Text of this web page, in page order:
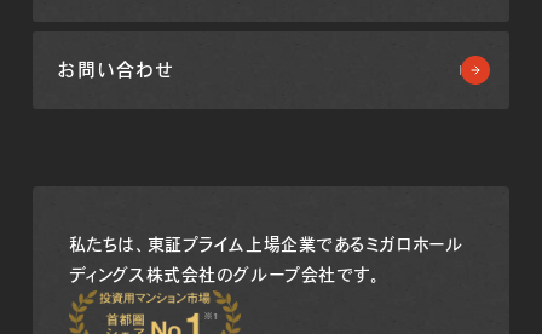
お問い合わせ
私たちは、東証プライム上場企業である ミガロホール
ディングス株式会社のグループ会社です。